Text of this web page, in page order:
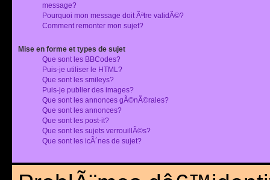
message?
Pourquoi mon message doit Ãªtre validÃ©?
Comment remonter mon sujet?
Mise en forme et types de sujet
Que sont les BBCodes?
Puis-je utiliser le HTML?
Que sont les smileys?
Puis-je publier des images?
Que sont les annonces gÃ©nÃ©rales?
Que sont les annonces?
Que sont les post-it?
Que sont les sujets verrouillÃ©s?
Que sont les icÃ´nes de sujet?